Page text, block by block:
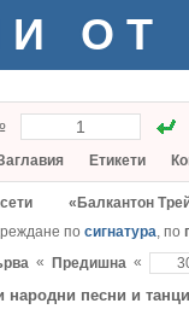
ОТ
Етикети
«Балкантон
по сигнатура, по
« Предишна «
народни песни и танци